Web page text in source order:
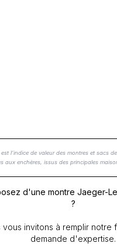
l'indice de valeur des montres et sacs
aux enchères, issus des principales
d'une montre Jaeger-
?
vous invitons à remplir notre
demande d'expertise.